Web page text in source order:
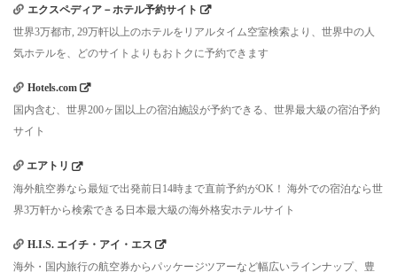
エクスペディア－ホテル予約サイト
世界3万都市, 29万軒以上のホテルをリアルタイム空室検索より、世界中の人
気ホテルを、どのサイトよりもおトクに予約できます
Hotels.com
国内含む、世界200ヶ国以上の宿泊施設が予約できる、世界最大級の宿泊予約
サイト
エアトリ
海外航空券なら最短で出発前日14時まで直前予約がOK！ 海外での宿泊なら世
界3万軒から検索できる日本最大級の海外格安ホテルサイト
H.I.S. エイチ・アイ・エス
海外・国内旅行の航空券からパッケージツアーなど幅広いラインナップ、豊